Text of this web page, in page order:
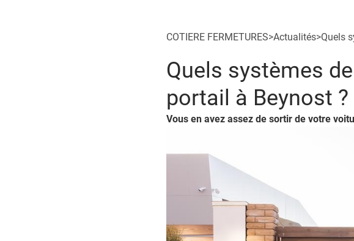
COTIERE FERMETURES>Actualités>Quels
Quels systèmes
portail à Beynost ?
Vous en avez assez de sortir de votre